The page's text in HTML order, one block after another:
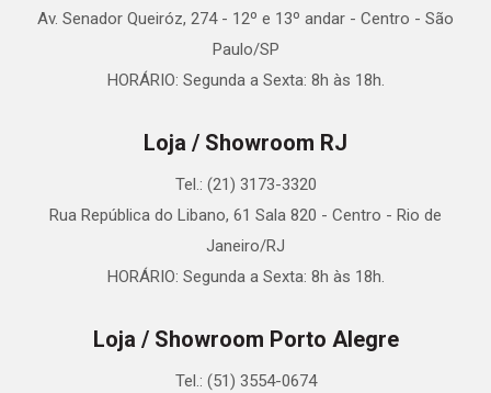
Av. Senador Queiróz, 274 - 12º e 13º andar - Centro - São
Paulo/SP
HORÁRIO: Segunda a Sexta: 8h às 18h.
Loja / Showroom RJ
Tel.: (21) 3173-3320
Rua República do Libano, 61 Sala 820 - Centro - Rio de
Janeiro/RJ
HORÁRIO: Segunda a Sexta: 8h às 18h.
Loja / Showroom Porto Alegre
Tel.: (51) 3554-0674